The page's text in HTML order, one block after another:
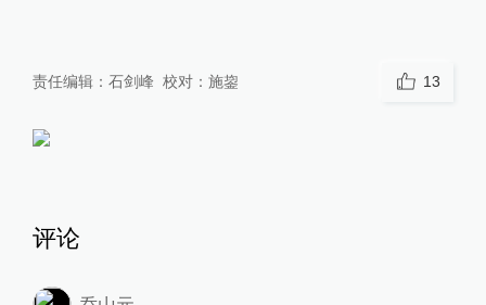
责任编辑： 石剑峰 校对： 施鋆 13
评论